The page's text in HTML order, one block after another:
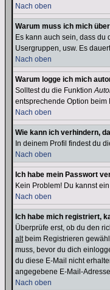
Nach oben
Warum muss ich mich
Es kann auch sein, dass du
Usergruppen, usw. Es
Nach oben
Warum logge ich mich
Solltest du die Funktion
entsprechende Option beim
Nach oben
Wie kann ich verhindern,
In deinem Profil findest du
Nach oben
Ich habe mein Passwort
Kein Problem! Du kannst
Nach oben
Ich habe mich registriert,
Überprüfe erst, ob du den
altbeim Registrieren
muss, bevor du dich
du diese E-Mail nicht
angegebene E-Mail-
Nach oben